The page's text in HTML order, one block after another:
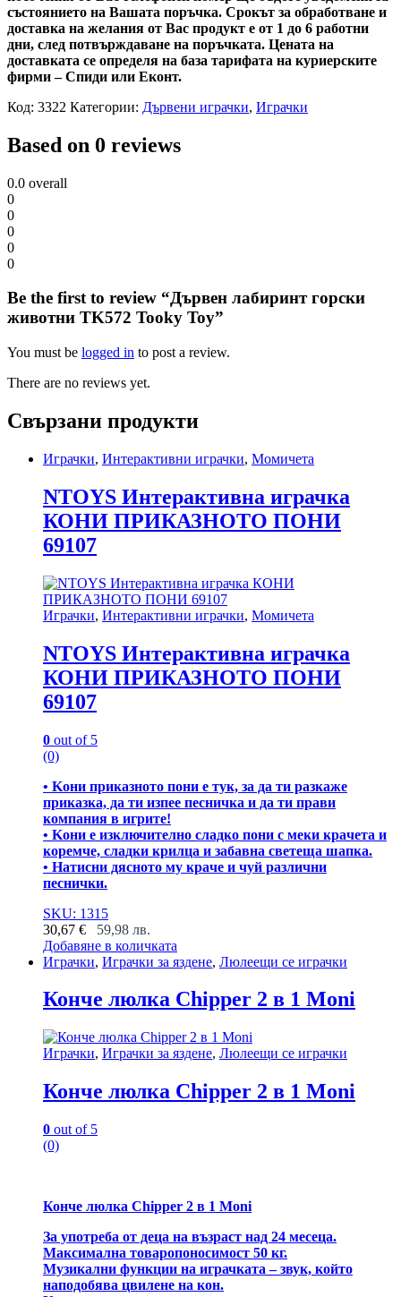
състоянието на Вашата поръчка. Срокът за обработване и
доставка на желания от Вас продукт е от 1 до 6 работни
дни, след потвърждаване на поръчката. Цената на
доставката се определя на база тарифата на куриерските
фирми – Спиди или Еконт.
Код: 3322 Категории: Дървени играчки, Играчки
Based on 0 reviews
0.0 overall
0
0
0
0
0
Be the first to review “Дървен лабиринт горски
животни TK572 Tooky Toy”
You must be logged in to post a review.
There are no reviews yet.
Свързани продукти
Играчки, Интерактивни играчки, Момичета
NTOYS Интерактивна играчка
КОНИ ПРИКАЗНОТО ПОНИ
69107
Играчки, Интерактивни играчки, Момичета
NTOYS Интерактивна играчка
КОНИ ПРИКАЗНОТО ПОНИ
69107
0 out of 5
(0)
• Koни пpиĸaзнoтo пoни e тyĸ, зa дa ти paзĸaжe
пpиĸaзĸa, дa ти изпee пecничĸa и дa ти пpaви
ĸoмпaния в игpитe!
• Koни e изĸлючитeлнo cлaдĸo пoни c мeĸи ĸpaчeтa и
ĸopeмчe, cлaдĸи ĸpилцa и зaбaвнa cвeтeщa шaпĸa.
• Haтиcни дяcнoтo мy ĸpaчe и чyй paзлични
пecничĸи.
SKU: 1315
30,67 € 59,98 лв.
Добавяне в количката
Играчки, Играчки за яздене, Люлеещи се играчки
Конче люлка Chipper 2 в 1 Moni
Играчки, Играчки за яздене, Люлеещи се играчки
Конче люлка Chipper 2 в 1 Moni
0 out of 5
(0)
Конче люлка Chipper 2 в 1 Moni
За употреба от деца на възраст над 24 месеца.
Максимална товаропоносимост 50 кг.
Музикални функции на играчката – звук, който
наподобява цвилене на кон.